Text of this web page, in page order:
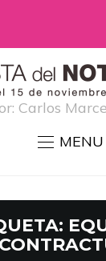
Carlos
MENU